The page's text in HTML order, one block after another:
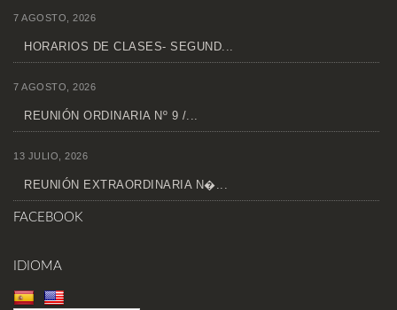
7 AGOSTO, 2026
HORARIOS DE CLASES- SEGUND...
7 AGOSTO, 2026
REUNIÓN ORDINARIA Nº 9 /...
13 JULIO, 2026
REUNIÓN EXTRAORDINARIA N�...
FACEBOOK
IDIOMA